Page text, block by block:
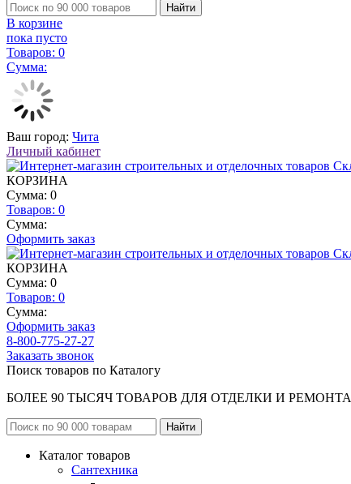
Найти
В корзине
пока пусто
Товаров: 0
Сумма:
Ваш город: Чита
Личный кабинет
КОРЗИНА
Сумма: 0
Товаров: 0
Сумма:
Оформить заказ
КОРЗИНА
Сумма: 0
Товаров: 0
Сумма:
Оформить заказ
8-800-775-27-27
Заказать звонок
Поиск товаров по Каталогу
БОЛЕЕ 90 ТЫСЯЧ ТОВАРОВ ДЛЯ ОТДЕЛКИ И РЕМОНТА
Каталог товаров
Сантехника